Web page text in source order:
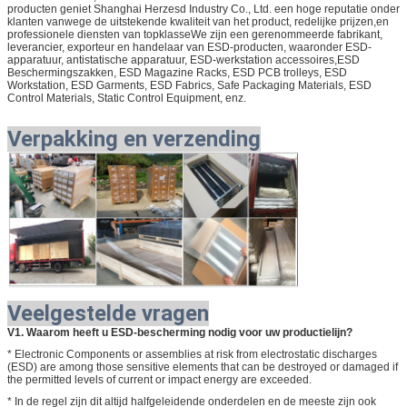
producten geniet Shanghai Herzesd Industry Co., Ltd. een hoge reputatie onder
klanten vanwege de uitstekende kwaliteit van het product, redelijke prijzen,en
professionele diensten van topklasseWe zijn een gerenommeerde fabrikant,
leverancier, exporteur en handelaar van ESD-producten, waaronder ESD-
apparatuur, antistatische apparatuur, ESD-werkstation accessoires,ESD
Beschermingszakken, ESD Magazine Racks, ESD PCB trolleys, ESD
Workstation, ESD Garments, ESD Fabrics, Safe Packaging Materials, ESD
Control Materials, Static Control Equipment, enz.
Verpakking en verzending
Veelgestelde vragen
V1. Waarom heeft u ESD-bescherming nodig voor uw productielijn?
* Electronic Components or assemblies at risk from electrostatic discharges
(ESD) are among those sensitive elements that can be destroyed or damaged if
the permitted levels of current or impact energy are exceeded.
* In de regel zijn dit altijd halfgeleidende onderdelen en de meeste zijn ook